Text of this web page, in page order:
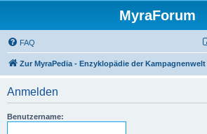
MyraForum
FAQ
Zur MyraPedia - Enzyklopädie der Kampagnenwelt
Anmelden
Benutzername: